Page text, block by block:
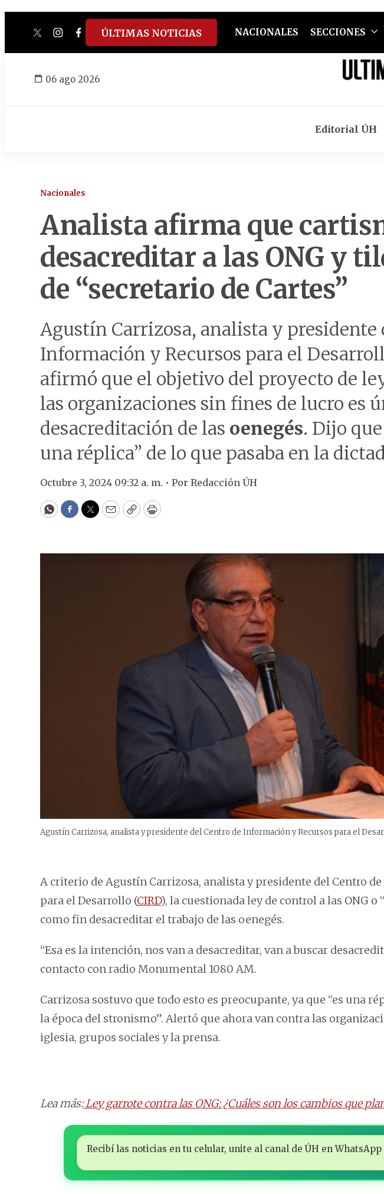
twitterinstagram
facebook
tiktokyoutube
spotify
ÚLTIMAS NOTICIAS NACIONALES SECCIONES
06 ago 2026
Editorial ÚH
Nacionales
Analista afirma que
desacreditar a las ONG y
de “secretario de Cartes”
Agustín Carrizosa, analista y presidente
Información y Recursos para el
afirmó que el objetivo del proyecto de
las organizaciones sin fines de lucro es
desacreditación de las oenegés. Dijo
una réplica” de lo que pasaba en la
Octubre 3, 2024 09:32 a. m. • Por Redacción ÚH
WhatsApp
Facebook
Twitter
EmailCopyPrint
Agustín Carrizosa, analista y presidente del Centro de Información y Recursos para el
A criterio de Agustín Carrizosa, analista y presidente del Centro
para el Desarrollo (CIRD), la cuestionada ley de control a las ONG o
como fin desacreditar el trabajo de las oenegés.
“Esa es la intención, nos van a desacreditar, van a buscar
contacto con radio Monumental 1080 AM.
Carrizosa sostuvo que todo esto es preocupante, ya que “es una
la época del stronismo”. Alertó que ahora van contra las
iglesia, grupos sociales y la prensa.
Lea más:Ley garrote contra las ONG: ¿Cuáles son los cambios que
Recibí las noticias en tu celular, unite al canal de ÚH en WhatsApp